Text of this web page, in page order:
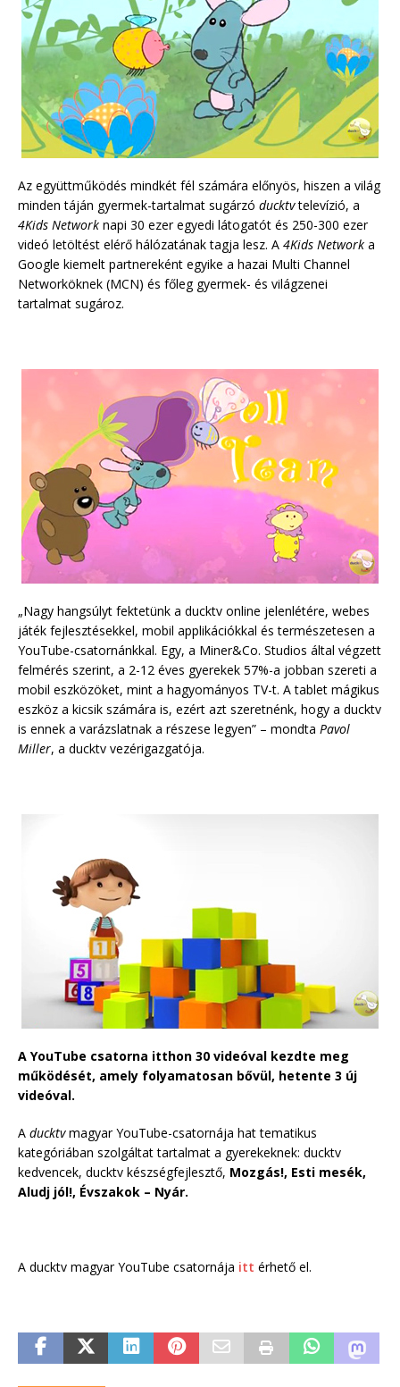
Az együttműködés mindkét fél számára előnyös, hiszen a világ
minden táján gyermek-tartalmat sugárzó ducktvtelevízió, a
4Kids Network napi 30 ezer egyedi látogatót és 250-300 ezer
videó letöltést elérő hálózatának tagja lesz. A 4Kids Network a
Google kiemelt partnereként egyike a hazai Multi Channel
Networköknek (MCN) és főleg gyermek- és világzenei
tartalmat sugároz.
„Nagy hangsúlyt fektetünk a ducktv online jelenlétére, webes
játék fejlesztésekkel, mobil applikációkkal és természetesen a
YouTube-csatornánkkal. Egy, a Miner&Co. Studios által végzett
felmérés szerint, a 2-12 éves gyerekek 57%-a jobban szereti a
mobil eszközöket, mint a hagyományos TV-t. A tablet mágikus
eszköz a kicsik számára is, ezért azt szeretnénk, hogy a ducktv
is ennek a varázslatnak a részese legyen” – mondta Pavol
Miller, a ducktv vezérigazgatója.
A YouTube csatorna itthon 30 videóval kezdte meg
működését, amely folyamatosan bővül, hetente 3 új
videóval.
A ducktvmagyar YouTube-csatornája hat tematikus
kategóriában szolgáltat tartalmat a gyerekeknek: ducktv
kedvencek, ducktv készségfejlesztő, Mozgás!, Esti mesék,
Aludj jól!, Évszakok – Nyár.
A ducktv magyar YouTube csatornája itt érhető el.